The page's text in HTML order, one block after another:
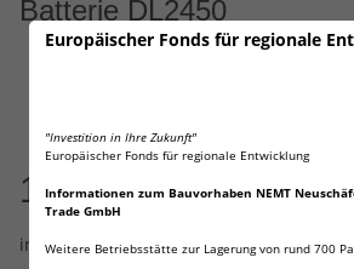
Europäischer Fonds für regionale
"Investition in Ihre Zukunft"
Europäischer Fonds für regionale Entwicklung
Informationen zum Bauvorhaben NEMT
Trade GmbH
Weitere Betriebsstätte zur Lagerung von rund 700
Batterie DL2450
Hersteller: Wilhelm
10,92 €
inkl. 19% USt. , zzgl.Versand(Deutsche